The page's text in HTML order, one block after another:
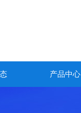
产品中心